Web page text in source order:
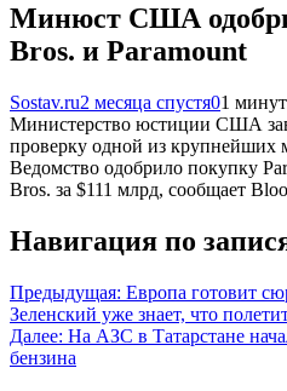
Минюст США
Bros. и Paramount
Sostav.ru2 месяца спустя01
Министерство юстиции США
проверку одной из крупнейших
Ведомство одобрило покупку
Bros. за $111 млрд, сообщает
Навигация по
Предыдущая: Европа готовит
Зеленский уже знает, что
Далее: На АЗС в Татарстане
бензина